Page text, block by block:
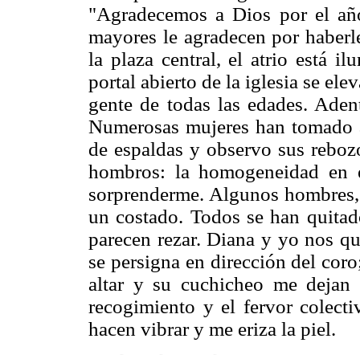
"Agradecemos a Dios por el
mayores le agradecen por
la plaza central, el atrio está
portal abierto de la iglesia se
gente de todas las edades.
Numerosas mujeres han
de espaldas y observo sus
hombros: la homogeneidad
sorprenderme. Algunos
un costado. Todos se han
parecen rezar. Diana y yo nos
se persigna en dirección del
altar y su cuchicheo me dejan
recogimiento y el fervor
hacen vibrar y me eriza la piel.